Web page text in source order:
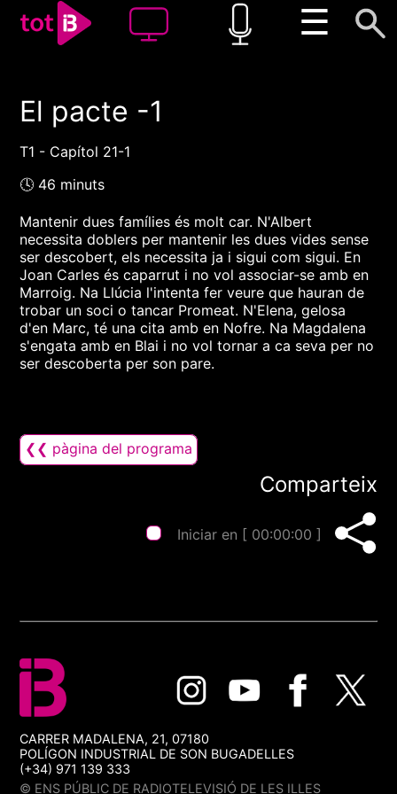
☰
00:00 00:00
1x
El pacte -1
T1 - Capítol 21-1
🕓 46 minuts
Mantenir dues famílies és molt car. N'Albert
necessita doblers per mantenir les dues vides sense
ser descobert, els necessita ja i sigui com sigui. En
Joan Carles és caparrut i no vol associar-se amb en
Marroig. Na Llúcia l'intenta fer veure que hauran de
trobar un soci o tancar Promeat. N'Elena, gelosa
d'en Marc, té una cita amb en Nofre. Na Magdalena
s'engata amb en Blai i no vol tornar a ca seva per no
ser descoberta per son pare.
❮❮ pàgina del programa
Comparteix
Iniciar en [ 00:00:00 ]
CARRER MADALENA, 21, 07180
POLÍGON INDUSTRIAL DE SON BUGADELLES
(+34) 971 139 333
© ENS PÚBLIC DE RADIOTELEVISIÓ DE LES ILLES